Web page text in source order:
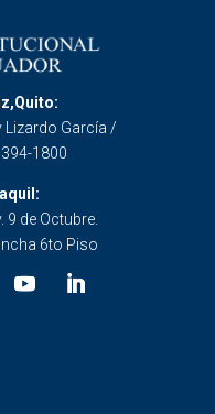
Lizardo García /
1800
9 de Octubre.
6to Piso